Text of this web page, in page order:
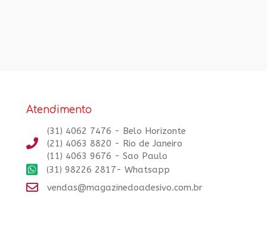
Atendimento
(31) 4062 7476 - Belo Horizonte
(21) 4063 8820 - Rio de Janeiro
(11) 4063 9676 - Sao Paulo
(31) 98226 2817- Whatsapp
vendas@magazinedoadesivo.com.br